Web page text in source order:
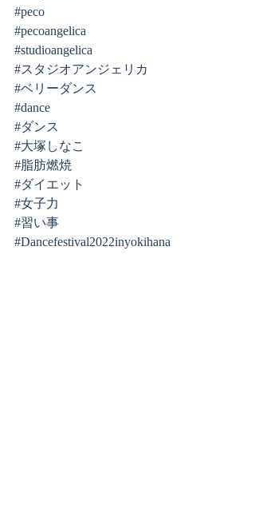
#peco
#pecoangelica
#studioangelica
#スタジオアンジェリカ
#ベリーダンス
#dance
#ダンス
#大塚しなこ
#脂肪燃焼
#ダイエット
#女子力
#習い事
#Dancefestival2022inyokihana